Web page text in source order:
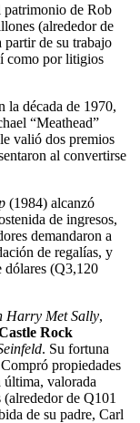
patrimonio de Rob
(alrededor de
de su trabajo
como por litigios
la década de 1970,
“Meathead”
valió dos premios
al convertirse
(1984) alcanzó
de ingresos,
demandaron a
de regalías, y
dólares (Q3,120
Harry Met Sally,
Rock
. Su fortuna
propiedades
valorada
de Q101
de su padre, Carl